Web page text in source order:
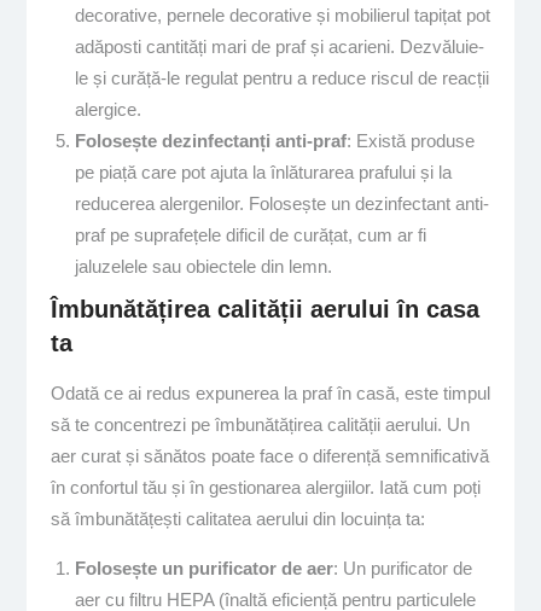
decorative, pernele decorative și mobilierul tapițat pot
adăposti cantități mari de praf și acarieni. Dezvăluie-
le și curăță-le regulat pentru a reduce riscul de reacții
alergice.
Folosește dezinfectanți anti-praf: Există produse
pe piață care pot ajuta la înlăturarea prafului și la
reducerea alergenilor. Folosește un dezinfectant anti-
praf pe suprafețele dificil de curățat, cum ar fi
jaluzelele sau obiectele din lemn.
Îmbunătățirea calității aerului în casa
ta
Odată ce ai redus expunerea la praf în casă, este timpul
să te concentrezi pe îmbunătățirea calității aerului. Un
aer curat și sănătos poate face o diferență semnificativă
în confortul tău și în gestionarea alergiilor. Iată cum poți
să îmbunătățești calitatea aerului din locuința ta:
Folosește un purificator de aer: Un purificator de
aer cu filtru HEPA (înaltă eficiență pentru particulele